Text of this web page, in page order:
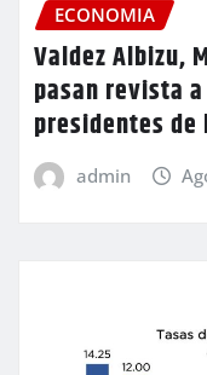
ECONOMIA
Valdez Albizu,
pasan revista
presidentes
admin